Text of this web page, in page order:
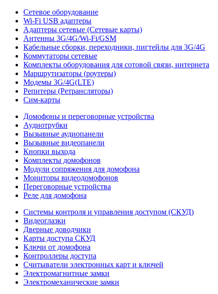
Сетевое оборудование
Wi-Fi USB адаптеры
Адаптеры сетевые (Сетевые карты)
Антенны 3G/4G/Wi-Fi/GSM
Кабельные сборки, переходники, пигтейлы для 3G/4G
Коммутаторы сетевые
Комплекты оборудования для сотовой связи, интернета
Маршрутизаторы (роутеры)
Модемы 3G/4G(LTE)
Репитеры (Ретрансляторы)
Сим-карты
Домофоны и переговорные устройства
Аудиотрубки
Вызывные аудиопанели
Вызывные видеопанели
Кнопки выхода
Комплекты домофонов
Модули сопряжения для домофона
Мониторы видеодомофонов
Переговорные устройства
Реле для домофона
Системы контроля и управления доступом (СКУД)
Видеоглазки
Дверные доводчики
Карты доступа СКУД
Ключи от домофона
Контроллеры доступа
Считыватели электронных карт и ключей
Электромагнитные замки
Электромеханические замки